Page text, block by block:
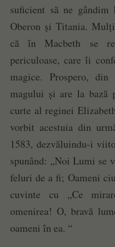
suficient să ne
Oberon și Titania.
că în Macbeth se
periculoase, care îi
magice. Prospero,
magului și are la bază
curte al reginei
vorbit acestuia din
1583, dezvăluindu-i
spunând: „Noi Lumi se
feluri de a fi; Oameni
cuvinte cu „Ce
omenirea! O, bravă
oameni în ea. “